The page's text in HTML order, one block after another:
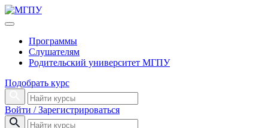
Программы
Слушателям
Родительский университет МГПУ
Подобрать курс
Войти / Зарегистрироваться